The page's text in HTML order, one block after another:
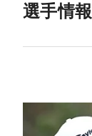
選手情報